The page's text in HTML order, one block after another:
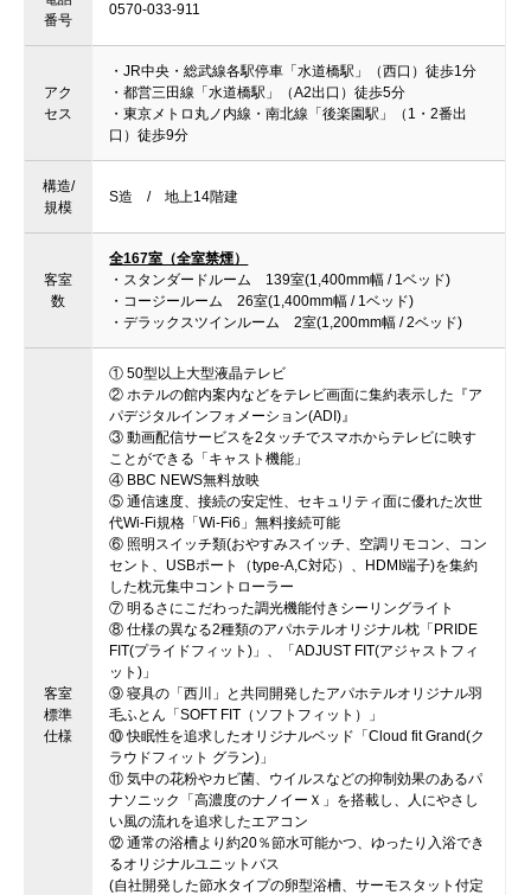
番号
0570-033-911
アク
セス
・JR中央・総武線各駅停車「水道橋駅」（西口）徒歩1分
・都営三田線「水道橋駅」（A2出口）徒歩5分
・東京メトロ丸ノ内線・南北線「後楽園駅」（1・2番出
口）徒歩9分
構造/
規模
S造 / 地上14階建
客室
数
全167室（全室禁煙）
・スタンダードルーム 139室(1,400mm幅 / 1ベッド)
・コージールーム 26室(1,400mm幅 / 1ベッド)
・デラックスツインルーム 2室(1,200mm幅 / 2ベッド)
客室
標準
仕様
① 50型以上大型液晶テレビ
② ホテルの館内案内などをテレビ画面に集約表示した『ア
パデジタルインフォメーション(ADI)』
③ 動画配信サービスを2タッチでスマホからテレビに映す
ことができる「キャスト機能」
④ BBC NEWS無料放映
⑤ 通信速度、接続の安定性、セキュリティ面に優れた次世
代Wi-Fi規格「Wi-Fi6」無料接続可能
⑥ 照明スイッチ類(おやすみスイッチ、空調リモコン、コン
セント、USBポート（type-A,C対応）、HDMI端子)を集約
した枕元集中コントローラー
⑦ 明るさにこだわった調光機能付きシーリングライト
⑧ 仕様の異なる2種類のアパホテルオリジナル枕「PRIDE
FIT(プライドフィット)」、「ADJUST FIT(アジャストフィ
ット)」
⑨ 寝具の「西川」と共同開発したアパホテルオリジナル羽
毛ふとん「SOFT FIT（ソフトフィット）」
⑩ 快眠性を追求したオリジナルベッド「Cloud fit Grand(ク
ラウドフィット グラン)」
⑪ 気中の花粉やカビ菌、ウイルスなどの抑制効果のあるパ
ナソニック「高濃度のナノイーＸ」を搭載し、人にやさし
い風の流れを追求したエアコン
⑫ 通常の浴槽より約20％節水可能かつ、ゆったり入浴でき
るオリジナルユニットバス
(自社開発した節水タイプの卵型浴槽、サーモスタット付定